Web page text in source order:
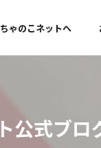
ゃのこネットへ
公式ブロ